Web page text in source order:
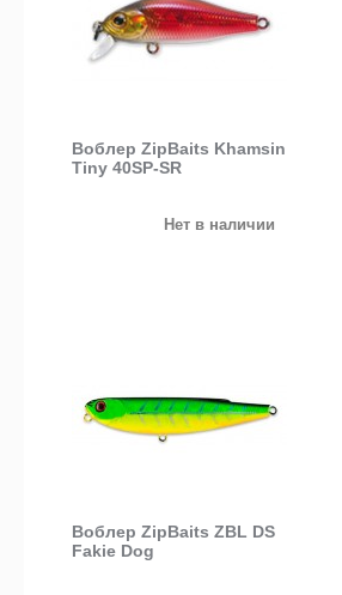
Воблер ZipBaits Khamsin
Tiny 40SP-SR
Нет в наличии
Воблер ZipBaits ZBL DS
Fakie Dog